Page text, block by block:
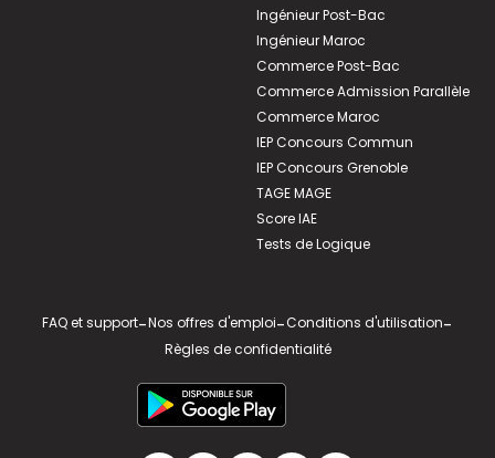
Ingénieur Post-Bac
Ingénieur Maroc
Commerce Post-Bac
Commerce Admission Parallèle
Commerce Maroc
IEP Concours Commun
IEP Concours Grenoble
TAGE MAGE
Score IAE
Tests de Logique
FAQ et support-Nos offres d'emploi-Conditions d'utilisation-
Règles de confidentialité